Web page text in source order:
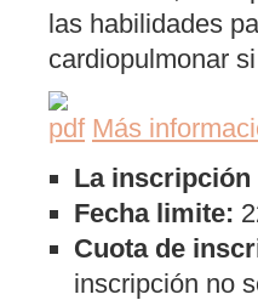
las habilidades
cardiopulmonar
Más
La
Fecha limite:
Cuota de
inscripción no